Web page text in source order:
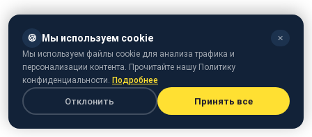
🍪 Мы используем cookie ✕
Мы используем файлы cookie для анализа трафика и
персонализации контента. Прочитайте нашу Политику
конфиденциальности. Подробнее
Отклонить Принять все